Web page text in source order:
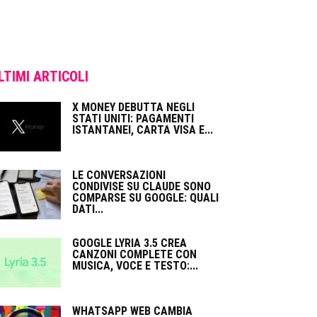
ARTICOLI
X MONEY DEBUTTA NEGLI
STATI UNITI: PAGAMENTI
ISTANTANEI, CARTA VISA E...
LE CONVERSAZIONI
CONDIVISE SU CLAUDE SONO
COMPARSE SU GOOGLE: QUALI
DATI...
GOOGLE LYRIA 3.5 CREA
CANZONI COMPLETE CON
MUSICA, VOCE E TESTO:...
WHATSAPP WEB CAMBIA